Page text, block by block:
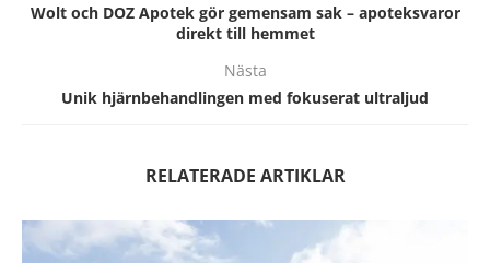
Wolt och DOZ Apotek gör gemensam sak – apoteksvaror
direkt till hemmet
Nästa
Unik hjärnbehandlingen med fokuserat ultraljud
RELATERADE ARTIKLAR